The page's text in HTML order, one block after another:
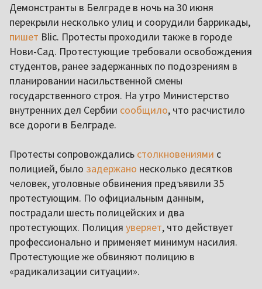
Демонстранты в Белграде в ночь на 30 июня
перекрыли несколько улиц и соорудили баррикады,
пишет Blic. Протесты проходили также в городе
Нови-Сад. Протестующие требовали освобождения
студентов, ранее задержанных по подозрениям в
планировании насильственной смены
государственного строя. На утро Министерство
внутренних дел Сербии сообщило, что расчистило
все дороги в Белграде.
Протесты сопровождались столкновениями с
полицией, было задержано несколько десятков
человек, уголовные обвинения предъявили 35
протестующим. По официальным данным,
пострадали шесть полицейских и два
протестующих. Полиция уверяет, что действует
профессионально и применяет минимум насилия.
Протестующие же обвиняют полицию в
«радикализации ситуации».